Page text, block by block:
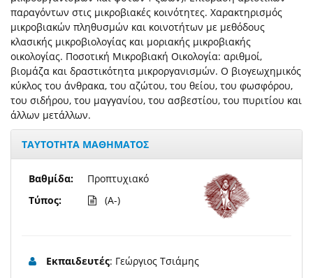
παραγόντων στις μικροβιακές κοινότητες. Χαρακτηρισμός
μικροβιακών πληθυσμών και κοινοτήτων με μεθόδους
κλασικής μικροβιολογίας και μοριακής μικροβιακής
οικολογίας. Ποσοτική Μικροβιακή Οικολογία: αριθμοί,
βιομάζα και δραστικότητα μικροργανισμών. Ο βιογεωχημικός
κύκλος του άνθρακα, του αζώτου, του θείου, του φωσφόρου,
του σιδήρου, του μαγγανίου, του ασβεστίου, του πυριτίου και
άλλων μετάλλων.
ΤΑΥΤΟΤΗΤΑ ΜΑΘΗΜΑΤΟΣ
Βαθμίδα:
Τύπος:
Προπτυχιακό
(A-)
Εκπαιδευτές: Γεώργιος Τσιάμης